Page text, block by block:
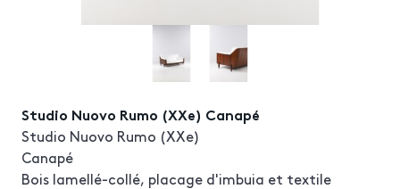
Studio Nuovo Rumo (XXe) Canapé
Studio Nuovo Rumo (XXe)
Canapé
Bois lamellé-collé, placage d'imbuia et textile